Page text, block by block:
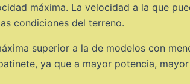
máxima. La velocidad a la que
condiciones del terreno.
superior a la de modelos con
ya que a mayor potencia,